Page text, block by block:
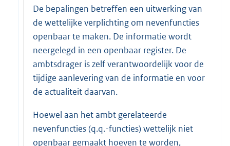
De bepalingen betreffen een uitwerking van
de wettelijke verplichting om nevenfuncties
openbaar te maken. De informatie wordt
neergelegd in een openbaar register. De
ambtsdrager is zelf verantwoordelijk voor de
tijdige aanlevering van de informatie en voor
de actualiteit daarvan.
Hoewel aan het ambt gerelateerde
nevenfuncties (q.q.-functies) wettelijk niet
openbaar gemaakt hoeven te worden,